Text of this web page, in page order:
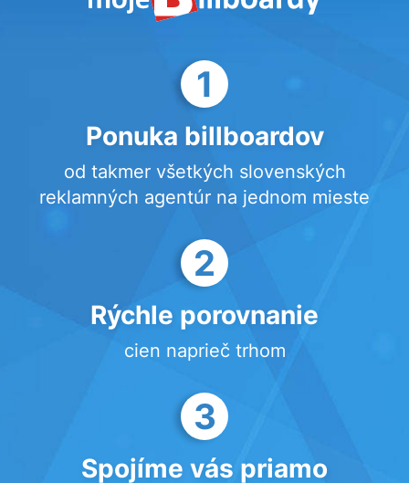
1
Ponuka billboardov
od takmer všetkých slovenských
reklamných agentúr na jednom mieste
2
Rýchle porovnanie
cien naprieč trhom
3
Spojíme vás priamo